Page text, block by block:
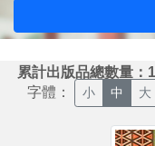
累計出版品總數量：
字體： 小 中 大